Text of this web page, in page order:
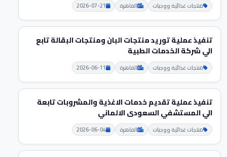
منتجات غذائية ووجبات القاهرة 2026-07-21
تنفيذ عملية توريد منتجات البان ومنتجات البقالة تابع
الي شركة الخدمات الطبية
منتجات غذائية ووجبات القاهرة 2026-06-11
تنفيذ عملية تقديم خدمات الاغذية والمشروبات تابعة
الي المستشفي السعودى الالماني
منتجات غذائية ووجبات القاهرة 2026-06-04